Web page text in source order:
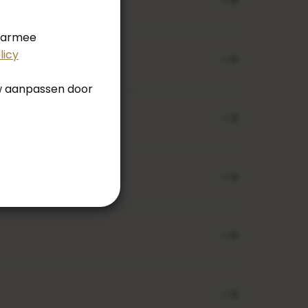
aanpassen door